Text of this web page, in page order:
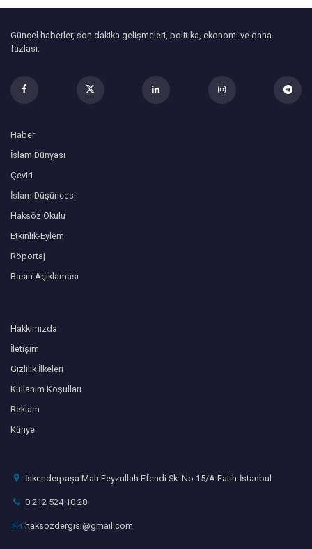
Güncel haberler, son dakika gelişmeleri, politika, ekonomi ve daha
fazlası.
Haber
İslam Dünyası
Çeviri
İslam Düşüncesi
Haksöz Okulu
Etkinlik-Eylem
Röportaj
Basın Açıklaması
Hakkımızda
İletişim
Gizlilik İlkeleri
Kullanım Koşulları
Reklam
Künye
İskenderpaşa Mah Feyzullah Efendi Sk. No:15/A Fatih-İstanbul
0 212 524 10 28
haksozdergisi@gmail.com